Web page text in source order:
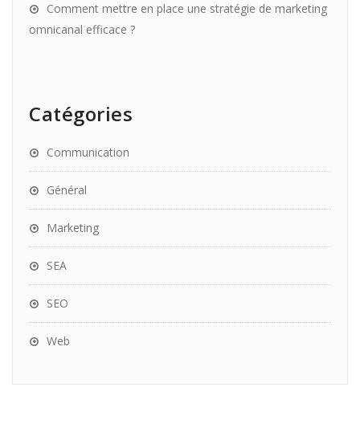
Comment mettre en place une stratégie de marketing
omnicanal efficace ?
Catégories
Communication
Général
Marketing
SEA
SEO
Web